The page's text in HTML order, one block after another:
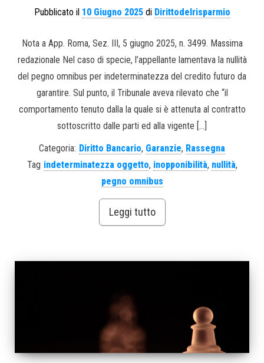
Pubblicato il 10 Giugno 2025di Dirittodelrisparmio
Nota a App. Roma, Sez. III, 5 giugno 2025, n. 3499. Massima
redazionale Nel caso di specie, l’appellante lamentava la nullità
del pegno omnibus per indeterminatezza del credito futuro da
garantire. Sul punto, il Tribunale aveva rilevato che “il
comportamento tenuto dalla la quale si è attenuta al contratto
sottoscritto dalle parti ed alla vigente […]
Categoria: Diritto Bancario, Garanzie, Rassegna
Tag indeterminatezza oggetto, inopponibilità, nullità,
pegno omnibus
Leggi tutto